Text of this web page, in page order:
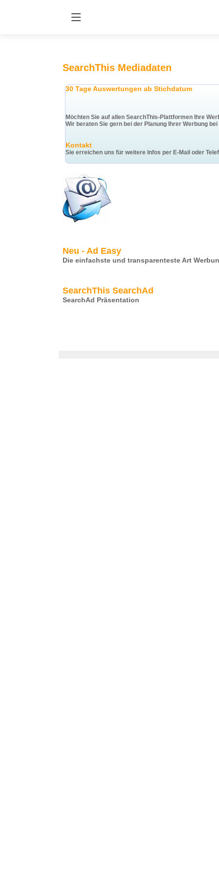
SearchThis Mediadaten
30 Tage Auswertungen ab Stichdatum
Möchten Sie auf allen SearchThis-Plattformen Ihre
Wir beraten Sie gern bei der Planung Ihrer Werbung
Kontakt
Sie erreichen uns für weitere Infos per E-Mail oder
Neu - Ad Easy
Die einfachste und transparenteste Art
SearchThis SearchAd
SearchAd Präsentation